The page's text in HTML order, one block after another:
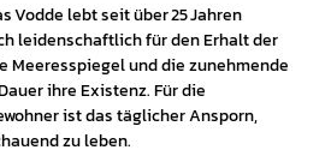
Vodde lebt seit über 25 Jahren
leidenschaftlich für den Erhalt der
Meeresspiegel und die zunehmende
ihre Existenz. Für die
ist das täglicher Ansporn,
zu leben.